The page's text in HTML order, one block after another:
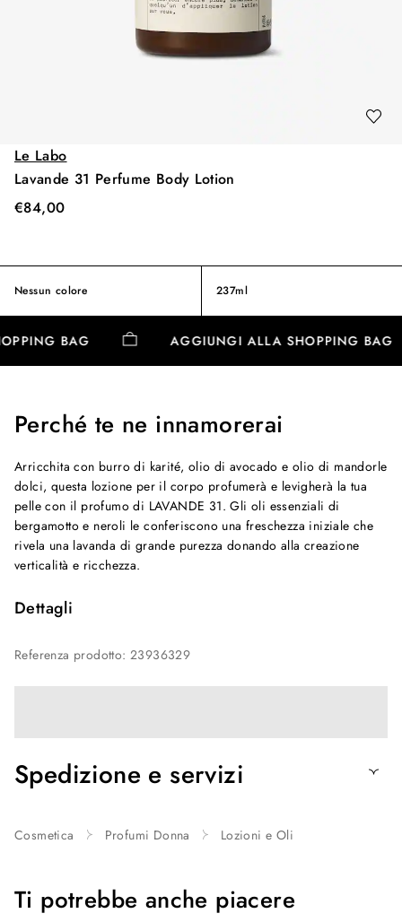
Le Labo
Lavande 31 Perfume Body Lotion
€84,00
Nessun colore 237ml
BAG AGGIUNGI ALLA SHOPPING BAG
Perché te ne innamorerai
Arricchita con burro di karité, olio di avocado e olio di mandorle
dolci, questa lozione per il corpo profumerà e levigherà la tua
pelle con il profumo di LAVANDE 31. Gli oli essenziali di
bergamotto e neroli le conferiscono una freschezza iniziale che
rivela una lavanda di grande purezza donando alla creazione
verticalità e ricchezza.
Dettagli
Referenza prodotto:23936329
Spedizione e servizi
Cosmetica Profumi Donna Lozioni e Oli
Ti potrebbe anche piacere